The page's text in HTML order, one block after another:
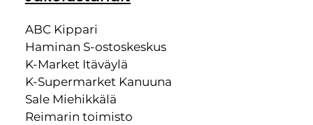
ABC Kippari
Haminan S-ostoskeskus
K-Market Itäväylä
K-Supermarket Kanuuna
Sale Miehikkälä
Reimarin toimisto